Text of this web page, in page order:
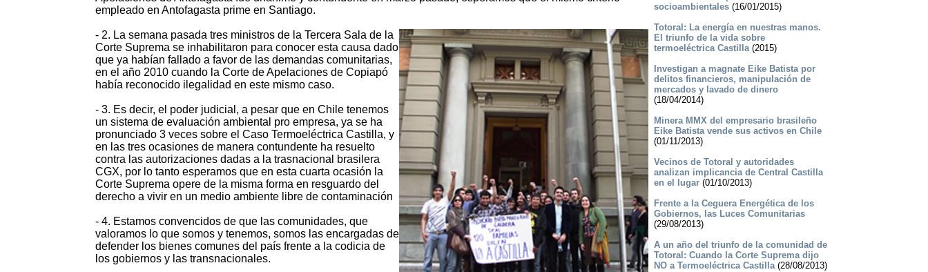
empleado en Antofagasta prime en Santiago.
- 2. La semana pasada tres ministros de la Tercera Sala de la
Corte Suprema se inhabilitaron para conocer esta causa dado
que ya habían fallado a favor de las demandas comunitarias,
en el año 2010 cuando la Corte de Apelaciones de Copiapó
había reconocido ilegalidad en este mismo caso.
- 3. Es decir, el poder judicial, a pesar que en Chile tenemos
un sistema de evaluación ambiental pro empresa, ya se ha
pronunciado 3 veces sobre el Caso Termoeléctrica Castilla, y
en las tres ocasiones de manera contundente ha resuelto
contra las autorizaciones dadas a la trasnacional brasilera
CGX, por lo tanto esperamos que en esta cuarta ocasión la
Corte Suprema opere de la misma forma en resguardo del
derecho a vivir en un medio ambiente libre de contaminación
- 4. Estamos convencidos de que las comunidades, que
valoramos lo que somos y tenemos, somos las encargadas de
defender los bienes comunes del país frente a la codicia de
los gobiernos y las transnacionales.
socioambientales(16/01/2015)
Totoral: La energía en nuestras manos.
El triunfo de la vida sobre
termoeléctrica Castilla(2015)
Investigan a magnate Eike Batista por
delitos financieros, manipulación de
mercados y lavado de dinero
(18/04/2014)
Minera MMX del empresario brasileño
Eike Batista vende sus activos en Chile
(01/11/2013)
Vecinos de Totoral y autoridades
analizan implicancia de Central Castilla
en el lugar(01/10/2013)
Frente a la Ceguera Energética de los
Gobiernos, las Luces Comunitarias
(29/08/2013)
A un año del triunfo de la comunidad de
Totoral: Cuando la Corte Suprema dijo
NO a Termoeléctrica Castilla(28/08/2013)